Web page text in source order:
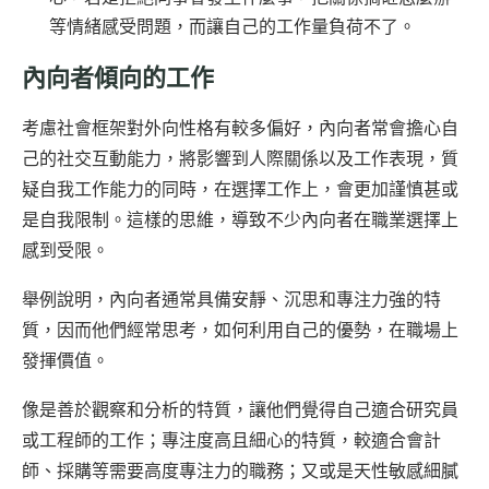
等情緒感受問題，而讓自己的工作量負荷不了。
內向者傾向的工作
考慮社會框架對外向性格有較多偏好，內向者常會擔心自
己的社交互動能力，將影響到人際關係以及工作表現，質
疑自我工作能力的同時，在選擇工作上，會更加謹慎甚或
是自我限制。這樣的思維，導致不少內向者在職業選擇上
感到受限。
舉例說明，內向者通常具備安靜、沉思和專注力強的特
質，因而他們經常思考，如何利用自己的優勢，在職場上
發揮價值。
像是善於觀察和分析的特質，讓他們覺得自己適合研究員
或工程師的工作；專注度高且細心的特質，較適合會計
師、採購等需要高度專注力的職務；又或是天性敏感細膩